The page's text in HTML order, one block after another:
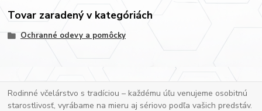
Tovar zaradený v kategóriách
Ochranné odevy a pomôcky
Rodinné včelárstvo s tradíciou – každému úľu venujeme osobitnú
starostlivosť, vyrábame na mieru aj sériovo podľa vašich predstáv.